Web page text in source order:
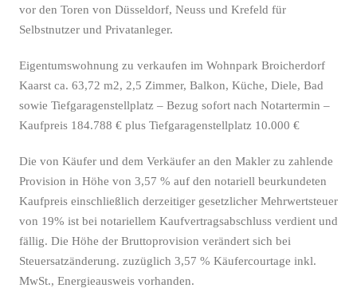
vor den Toren von Düsseldorf, Neuss und Krefeld für
Selbstnutzer und Privatanleger.
Eigentumswohnung zu verkaufen im Wohnpark Broicherdorf
Kaarst ca. 63,72 m2, 2,5 Zimmer, Balkon, Küche, Diele, Bad
sowie Tiefgaragenstellplatz – Bezug sofort nach Notartermin –
Kaufpreis 184.788 € plus Tiefgaragenstellplatz 10.000 €
Die von Käufer und dem Verkäufer an den Makler zu zahlende
Provision in Höhe von 3,57 % auf den notariell beurkundeten
Kaufpreis einschließlich derzeitiger gesetzlicher Mehrwertsteuer
von 19% ist bei notariellem Kaufvertragsabschluss verdient und
fällig. Die Höhe der Bruttoprovision verändert sich bei
Steuersatzänderung. zuzüglich 3,57 % Käufercourtage inkl.
MwSt., Energieausweis vorhanden.